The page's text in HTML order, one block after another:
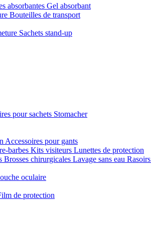
absorbantes Gel absorbant
Bouteilles de transport
Sachets stand-up
pour sachets Stomacher
Accessoires pour gants
barbes Kits visiteurs Lunettes de protection
Brosses chirurgicales Lavage sans eau Rasoirs
oculaire
de protection